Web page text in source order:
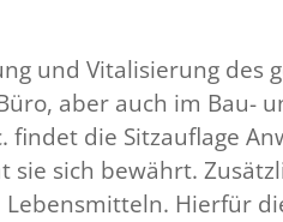
und Vitalisierung des
aber auch im Bau-
findet die Sitzauflage
sie sich bewährt.
Hierfür